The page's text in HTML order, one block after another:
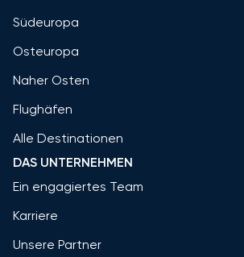
Südeuropa
Osteuropa
Naher Osten
Flughäfen
Alle Destinationen
DAS UNTERNEHMEN
Ein engagiertes Team
Karriere
Unsere Partner